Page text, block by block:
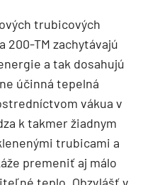
trubicových
a 200-TM zachytávajú
a tak dosahujú
účinná tepelná
vákua v
k takmer žiadnym
trubicami a
premeniť aj málo